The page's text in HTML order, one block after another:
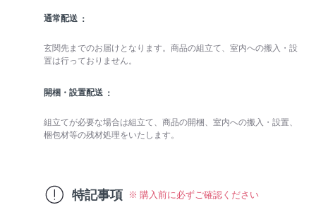
通常配送
玄関先までのお届けとなります。商品の組立て、室内への搬入・設
置は行っておりません。
開梱・設置配送
組立てが必要な場合は組立て、商品の開梱、室内への搬入・設置、
梱包材等の残材処理をいたします。
特記事項 ※ 購入前に必ずご確認ください